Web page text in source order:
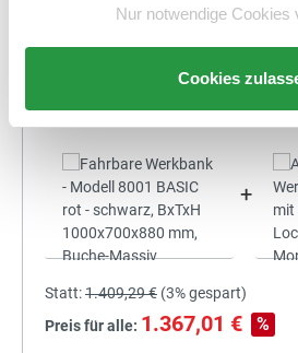
Nur notwendige Cookies
Cookies
Details In
+
Statt:1.409,29 € (3%gespart)
Preis für alle: 1.367,01 € %